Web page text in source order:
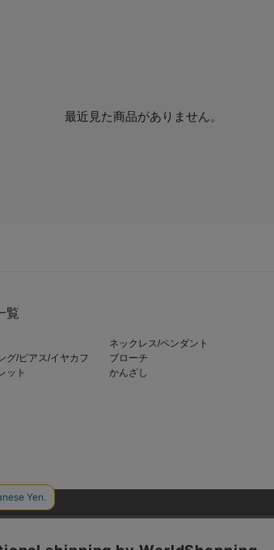
最近見た商品がありません。
覧
ネックレス/ペンダント
グ/ピアス/イヤカフ
ブローチ
ット
かんざし
ているページがございます。